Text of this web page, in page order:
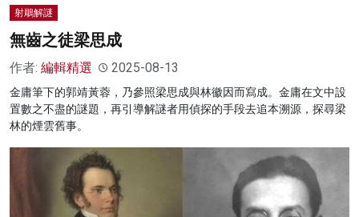
射鵰解謎
無齒之徒梁思成
作者: 編輯精選 2025-08-13
金庸筆下的郭靖黃蓉，乃參照梁思成與林徽因而寫成。金庸在文中設
置數之不盡的謎題，再引導解謎者用偵探的手段去追本溯源，探尋梁
林的煙雲舊事。